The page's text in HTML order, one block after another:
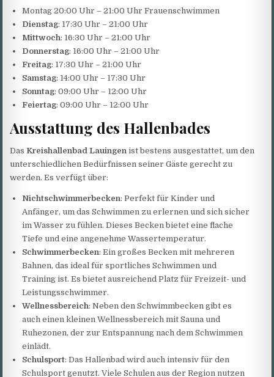
Montag 20:00 Uhr – 21:00 Uhr Frauenschwimmen
Dienstag: 17:30 Uhr – 21:00 Uhr
Mittwoch: 16:30 Uhr – 21:00 Uhr
Donnerstag: 16:00 Uhr – 21:00 Uhr
Freitag: 17:30 Uhr – 21:00 Uhr
Samstag: 14:00 Uhr – 17:30 Uhr
Sonntag: 09:00 Uhr – 12:00 Uhr
Feiertag: 09:00 Uhr – 12:00 Uhr
Ausstattung des Hallenbades
DasKreishallenbad Lauingen ist bestens ausgestattet, um den
unterschiedlichen Bedürfnissen seiner Gäste gerecht zu
werden. Es verfügt über:
Nichtschwimmerbecken: Perfekt für Kinder und
Anfänger, um das Schwimmen zu erlernen und sich sicher
im Wasser zu fühlen. Dieses Becken bietet eine flache
Tiefe und eine angenehme Wassertemperatur.
Schwimmerbecken: Ein großes Becken mit mehreren
Bahnen, das ideal für sportliches Schwimmen und
Training ist. Es bietet ausreichend Platz für Freizeit- und
Leistungsschwimmer.
Wellnessbereich: Neben den Schwimmbecken gibt es
auch einen kleinen Wellnessbereich mit Sauna und
Ruhezonen, der zur Entspannung nach dem Schwimmen
einlädt.
Schulsport: Das Hallenbad wird auch intensiv für den
Schulsport genutzt. Viele Schulen aus der Region nutzen